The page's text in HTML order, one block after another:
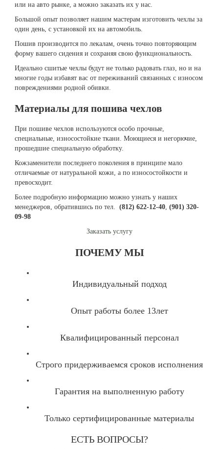
или на авто рынке, а можно заказать их у нас.
Большой опыт позволяет нашим мастерам изготовить чехлы за
один день, с установкой их на автомобиль.
Пошив производится по лекалам, очень точно повторяющим
форму вашего сидения и сохраняя свою функциональность.
Идеально сшитые чехлы будут не только радовать глаз, но и на
многие годы избавят вас от переживаний связанных с износом
повреждениями родной обивки.
Материалы для пошива чехлов
При пошиве чехлов используются особо прочные,
специальные, износостойкие ткани. Моющиеся и негорючие,
прошедшие специальную обработку.
Кожзаменители последнего поколения в принципе мало
отличаемые от натуральной кожи, а по износостойкости и
превосходит.
Более подробную информацию можно узнать у наших
менеджеров, обратившись по тел. (812) 622-12-40, (901) 320-
09-98
Заказать услугу
ПОЧЕМУ МЫ
Индивидуальный подход
Опыт работы более 13лет
Квалифицированный персонал
Строго придерживаемся сроков исполнения
Гарантия на выполненную работу
Только сертифицированные материалы
ЕСТЬ ВОПРОСЫ?